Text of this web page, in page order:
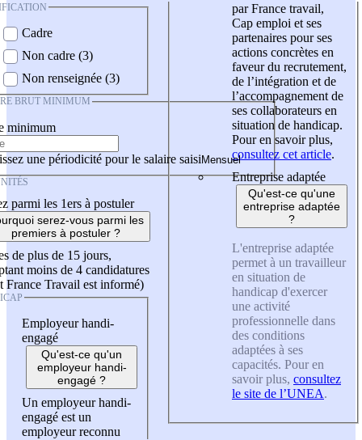
Cadre
Non cadre (3)
Non renseignée (3)
BRUT MINIMUM
minimum
une périodicité pour le salaire saisi
parmi les 1ers à postuler
serez-vous parmi les
premiers à postuler ?
de plus de 15 jours,
moins de 4 candidatures
France Travail est informé)
Employeur handi-
engagé
Qu'est-ce qu'un
employeur handi-
engagé ?
Un employeur handi-
engagé est un
employeur reconnu
par France travail,
Cap emploi et ses
partenaires pour ses
actions concrètes en
faveur du recrutement,
de l’intégration et de
l’accompagnement de
ses collaborateurs en
situation de handicap.
Pour en savoir plus,
consultez cet article.
Entreprise adaptée
Qu'est-ce qu'une
entreprise adaptée
?
L'entreprise adaptée
permet à un travailleur
en situation de
handicap d'exercer
une activité
professionnelle dans
des conditions
adaptées à ses
capacités. Pour en
savoir plus, consultez
le site de l’UNEA.